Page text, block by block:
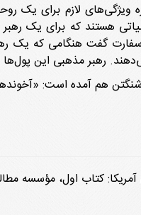
ویژگی‌های لازم برای یک
هستند که برای یک رهبر
سفارت گفت هنگامی که یک
رهبر مذهبی این
هم آمده است:
مؤسسه مطالعات و پژوهش‌های سیاسی، 1386، صص